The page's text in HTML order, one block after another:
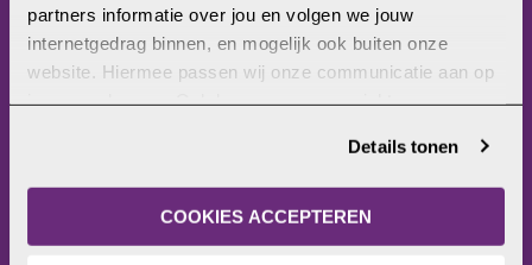
partners informatie over jou en volgen we jouw
internetgedrag binnen, en mogelijk ook buiten onze
website. Hiermee passen wij onze communicatie aan op
jouw voorkeuren. Ook kunnen we zo gerichte
internetgedrag. Je kunt je toestemming ook altijd wijzigen
of intrekken. Meer uitleg vind je in onze
privacyverklaring.
Details tonen
COOKIES ACCEPTEREN
januari. Het Iraanse leger schoot het toestel
hoogstwaarschijnlijk per ongeluk uit de lucht.
Omdat […]
menu
Home
Frontlinie
Bezoekerscentrum
Actieplatform